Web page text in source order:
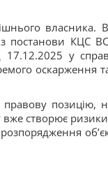
власника.
постанови КЦС
у
оскарження
правову позицію,
вже створює